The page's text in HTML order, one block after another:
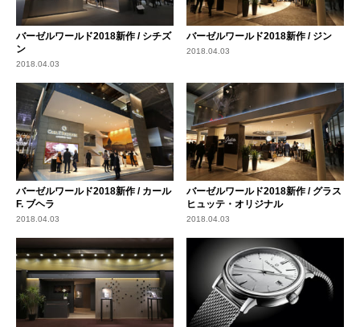
バーゼルワールド2018新作 / シチズ
ン
2018.04.03
バーゼルワールド2018新作 / ジン
2018.04.03
バーゼルワールド2018新作 / カール
F. ブヘラ
2018.04.03
バーゼルワールド2018新作 / グラス
ヒュッテ・オリジナル
2018.04.03